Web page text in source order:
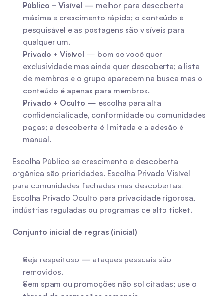
Público + Visível — melhor para descoberta
máxima e crescimento rápido; o conteúdo é
pesquisável e as postagens são visíveis para
qualquer um.
Privado + Visível — bom se você quer
exclusividade mas ainda quer descoberta; a lista
de membros e o grupo aparecem na busca mas o
conteúdo é apenas para membros.
Privado + Oculto — escolha para alta
confidencialidade, conformidade ou comunidades
pagas; a descoberta é limitada e a adesão é
manual.
Escolha Público se crescimento e descoberta
orgânica são prioridades. Escolha Privado Visível
para comunidades fechadas mas descobertas.
Escolha Privado Oculto para privacidade rigorosa,
indústrias reguladas ou programas de alto ticket.
Conjunto inicial de regras (inicial)
Seja respeitoso — ataques pessoais são
removidos.
Sem spam ou promoções não solicitadas; use o